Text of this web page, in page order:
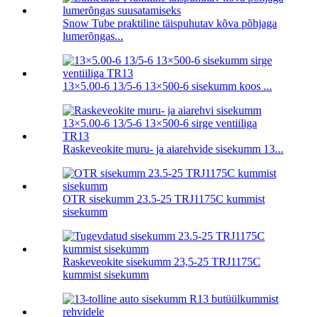
Snow Tube praktiline täispuhutav kõva põhjaga
lumerõngas...
13×5.00-6 13/5-6 13×500-6 sisekumm koos ...
Raskeveokite muru- ja aiarehvide sisekumm 13...
OTR sisekumm 23.5-25 TRJ1175C kummist
sisekumm
Raskeveokite sisekumm 23,5-25 TRJ1175C
kummist sisekumm